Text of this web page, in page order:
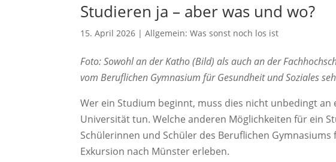
Studieren ja – aber was und wo?
15. April 2026 |Allgemein: Was sonst noch los ist
Foto: Sowohl an der Katho (Bild) als auch an der
vom Beruflichen Gymnasium für Gesundheit und Soziales
Wer ein Studium beginnt, muss dies nicht unbedingt
Universität tun. Welche anderen Möglichkeiten für ein
Schülerinnen und Schüler des Beruflichen
Exkursion nach Münster erleben.